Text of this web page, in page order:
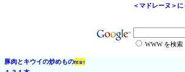
＜マドレーヌ＞
WWW を検索
豚肉とキウイの炒めもの